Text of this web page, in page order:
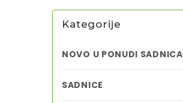
Kategorije
NOVO U PONUDI SADNICA
SADNICE